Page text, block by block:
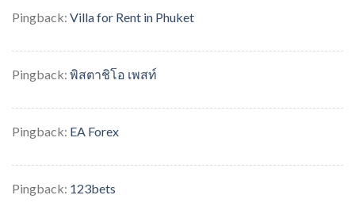
Pingback: Villa for Rent in Phuket
Pingback: พิสตาชิโอ เพสท์
Pingback: EA Forex
Pingback: 123bets